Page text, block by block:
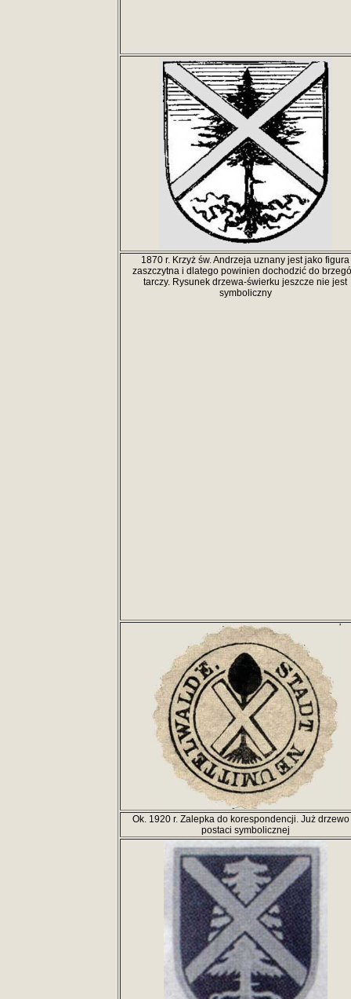
1870 r. Krzyż św. Andrzeja uznany jest jako figura
zaszczytna i dlatego powinien dochodzić do
tarczy. Rysunek drzewa-świerku jeszcze nie jest
symboliczny
Ok. 1920 r. Zalepka do korespondencji. Już drzewo
postaci symbolicznej